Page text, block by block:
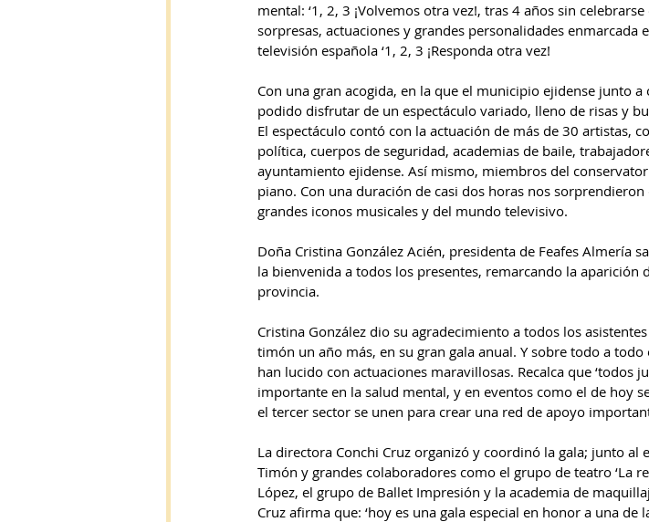
mental: ‘1, 2, 3 ¡Volvemos otra vez!, tras 4 años sin
sorpresas, actuaciones y grandes personalidades
televisión española ‘1, 2, 3 ¡Responda otra vez!
Con una gran acogida, en la que el municipio ejidense junto
podido disfrutar de un espectáculo variado, lleno de risas y
El espectáculo contó con la actuación de más de 30 artistas,
política, cuerpos de seguridad, academias de baile,
ayuntamiento ejidense. Así mismo, miembros del
piano. Con una duración de casi dos horas nos
grandes iconos musicales y del mundo televisivo.
Doña Cristina González Acién, presidenta de Feafes Almería
la bienvenida a todos los presentes, remarcando la aparición
provincia.
Cristina González dio su agradecimiento a todos los
timón un año más, en su gran gala anual. Y sobre todo a todo
han lucido con actuaciones maravillosas. Recalca que ‘todos
importante en la salud mental, y en eventos como el de hoy
el tercer sector se unen para crear una red de apoyo
La directora Conchi Cruz organizó y coordinó la gala; junto al
Timón y grandes colaboradores como el grupo de teatro ‘La
López, el grupo de Ballet Impresión y la academia de
Cruz afirma que: ‘hoy es una gala especial en honor a una